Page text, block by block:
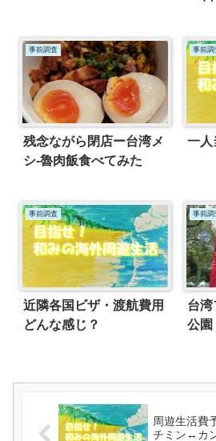
事前調査
残念ながら閉店ー台湾メ
シ-魯肉飯食べてみた
事前調
一人
事前調査
近隣各国ビザ・渡航費用
どんな感じ？
事前調
台
公園
周遊生活費
チミン↔カ